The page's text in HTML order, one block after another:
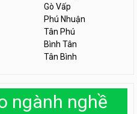
Gò Vấp
Phú Nhuận
Tân Phú
Bình Tân
Tân Bình
ngành nghề